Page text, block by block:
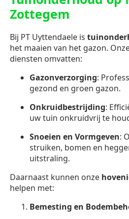
Zottegem
Bij PT Uyttendaele is
het maaien van het gazon.
diensten omvatten:
Gazonverzorging:
gezond en groen gazon.
Onkruidbestrijding:
uw tuin onkruidvrij te
Snoeien en Vormgeven:
struiken, bomen en
uitstraling.
Daarnaast kunnen onze
helpen met:
Bemesting en